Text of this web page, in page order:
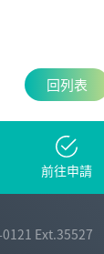
回列表
前往申請
Ext.35527